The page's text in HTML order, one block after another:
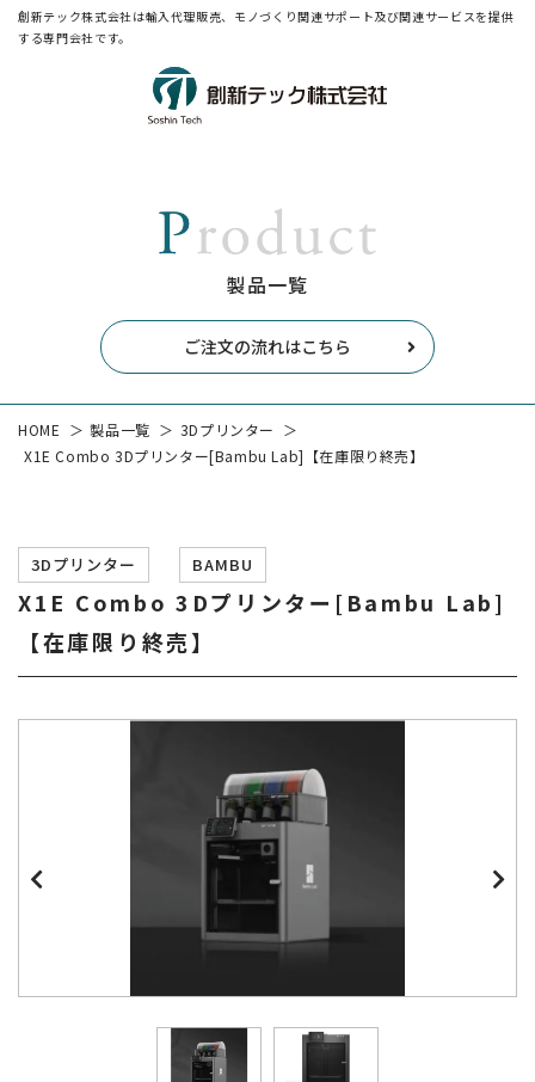
創新テック株式会社は輸入代理販売、モノづくり関連サポート及び関連サービスを提供
する専門会社です。
製品一覧
ご注文の流れはこちら
HOME 製品一覧
3Dプリンター
X1E Combo 3Dプリンター[Bambu Lab]【在庫限り終売】
3Dプリンター BAMBU
X1E Combo 3Dプリンター[Bambu Lab]
【在庫限り終売】